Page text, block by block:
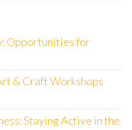
Opportunities for
& Craft Workshops
Staying Active in the